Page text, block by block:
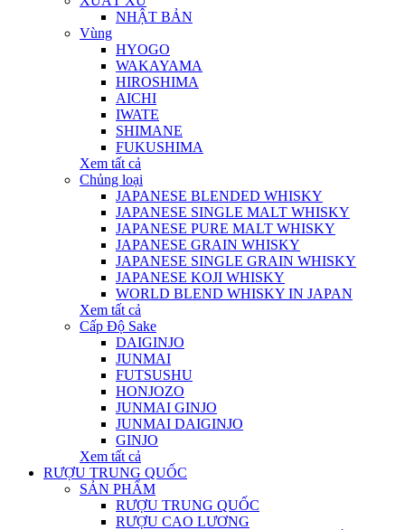
NHẬT BẢN
Vùng
HYOGO
WAKAYAMA
HIROSHIMA
AICHI
IWATE
SHIMANE
FUKUSHIMA
Xem tất cả
Chủng loại
JAPANESE BLENDED WHISKY
JAPANESE SINGLE MALT WHISKY
JAPANESE PURE MALT WHISKY
JAPANESE GRAIN WHISKY
JAPANESE SINGLE GRAIN WHISKY
JAPANESE KOJI WHISKY
WORLD BLEND WHISKY IN JAPAN
Xem tất cả
Cấp Độ Sake
DAIGINJO
JUNMAI
FUTSUSHU
HONJOZO
JUNMAI GINJO
JUNMAI DAIGINJO
GINJO
Xem tất cả
RƯỢU TRUNG QUỐC
SẢN PHẨM
RƯỢU TRUNG QUỐC
RƯỢU CAO LƯƠNG